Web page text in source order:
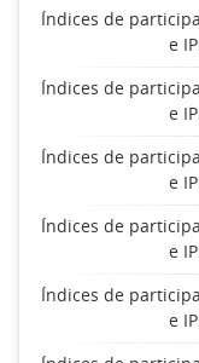
Índices de
e
Índices de
e
Índices de
e
Índices de
e
Índices de
e